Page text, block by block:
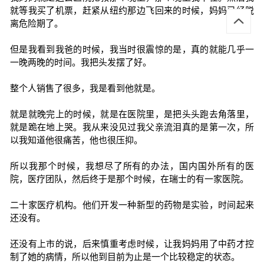
就等我买了机票，赶紧从纽约那边飞回来的时候，妈妈已经脱
离危险期了。
但是我看到我爸的时候，我当时很震惊的是，真的就能几乎一
一晚两晚的时间。我把头发摆了好。
整个人销售了很多，我是看到他就是。
就是就晚完上的时候，就是在医院里，是把头头跑去角落里，
就是跪在地上哭。我从来没见过我父亲流泪真的是第一次，所
以我知道他很痛苦，他也很压抑。
所以我那个时候，我想尽了所有的办法，国内国外所有的医
院，医疗团队，然后终于是那个时候，在瑞士的有一家医院。
二十家医疗机构。他们开发一种新型的药物是实验，时间起来
还没有。
还没有上市的说，后来慎重考虑时候，让我妈妈用了中药才控
制了她的病情，所以他到目前为止是一个比较稳定的状态。